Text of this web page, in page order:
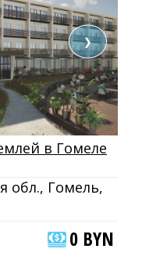
❯
в Гомеле
обл., Гомель,
0 BYN